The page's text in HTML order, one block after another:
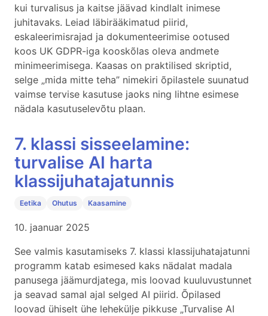
kui turvalisus ja kaitse jäävad kindlalt inimese
juhitavaks. Leiad läbirääkimatud piirid,
eskaleerimisrajad ja dokumenteerimise ootused
koos UK GDPR-iga kooskõlas oleva andmete
minimeerimisega. Kaasas on praktilised skriptid,
selge „mida mitte teha” nimekiri õpilastele suunatud
vaimse tervise kasutuse jaoks ning lihtne esimese
nädala kasutuselevõtu plaan.
7. klassi sisseelamine:
turvalise AI harta
klassijuhatajatunnis
Eetika Ohutus Kaasamine
10. jaanuar 2025
See valmis kasutamiseks 7. klassi klassijuhatajatunni
programm katab esimesed kaks nädalat madala
panusega jäämurdjatega, mis loovad kuuluvustunnet
ja seavad samal ajal selged AI piirid. Õpilased
loovad ühiselt ühe lehekülje pikkuse „Turvalise AI